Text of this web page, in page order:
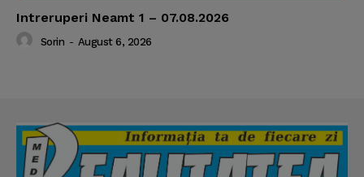
Intreruperi Neamt 1 – 07.08.2026
Sorin - August 6, 2026